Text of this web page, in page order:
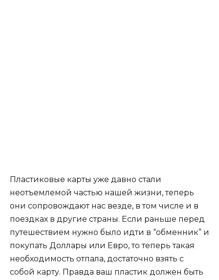
Пластиковые карты уже давно стали
неотъемлемой частью нашей жизни, теперь
они сопровождают нас везде, в том числе и в
поездках в другие страны. Если раньше перед
путешествием нужно было идти в “обменник” и
покупать Доллары или Евро, то теперь такая
необходимость отпала, достаточно взять с
собой карту. Правда ваш пластик должен быть